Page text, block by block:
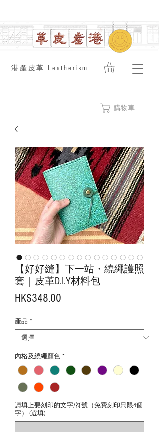
​港產皮革 Leatherism
購物車
【好好縫】下一站・繞繩護照
套｜皮革D.I.Y材料包
HK$348.00
產品 *
內格及繞繩顏色 *
請填上要刻印的文字/符號（免費刻印只限4個
字） (選填)